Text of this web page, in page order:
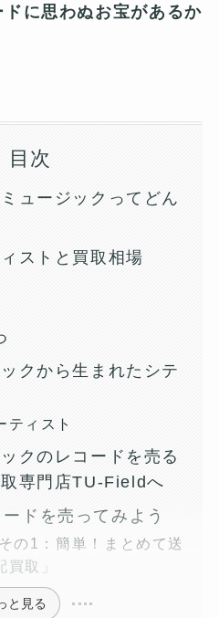
に思わぬお宝があるか
目次
ュージックってどん
ストと買取相場
クから生まれたシテ
ティスト
クのレコードを売る
専門店TU-Fieldへ
ドを売ってみよう
の1：簡単！まとめて送
買取」
と見る